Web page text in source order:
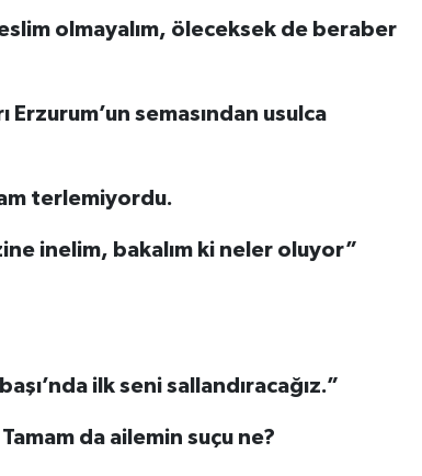
olmayalım, öleceksek de beraber
Erzurum’un semasından usulca
terlemiyordu.
inelim, bakalım ki neler oluyor”
ilk seni sallandıracağız.”
da ailemin suçu ne?